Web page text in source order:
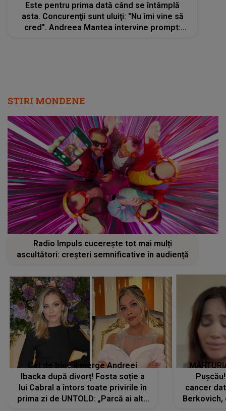
Este pentru prima dată când se întâmplă
asta. Concurenţii sunt uluiţi: "Nu îmi vine să
cred". Andreea Mantea intervine prompt:
STIRI MONDENE
Radio Impuls cucerește tot mai mulți
ascultători: creșteri semnificative în audiență
Cât de bine îi merge Andreei
Ibacka după divorț! Fosta soție a
lui Cabral a întors toate privirile în
prima zi de UNTOLD: „Parcă ai altă
cancer